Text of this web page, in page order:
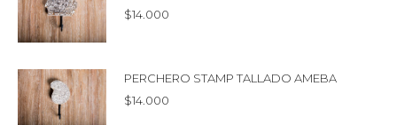
$14.000
PERCHERO STAMP TALLADO AMEBA
$14.000